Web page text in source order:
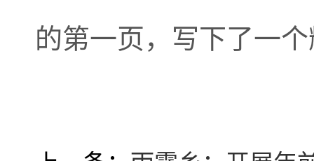
的第一页，写下了一